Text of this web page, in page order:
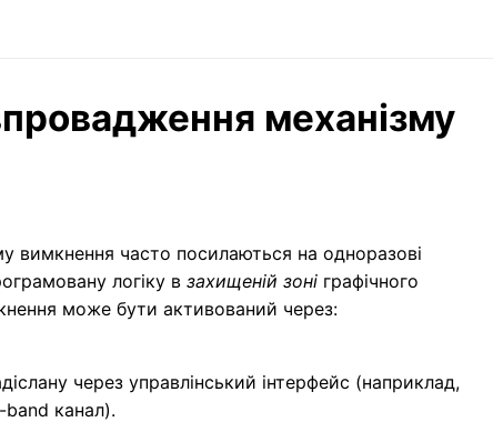
механізму
вимкнення часто посилаються на одноразові
логіку в захищеній зоні графічного
може бути активований через:
через управлінський інтерфейс (наприклад,
канал).